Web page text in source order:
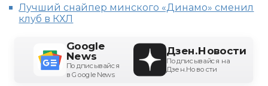
Лучший снайпер минского «Динамо» сменил
клуб в КХЛ
Google
News
Подписывайся
в Google News
Дзен.Новости
Подписывайся на
Дзен.Новости